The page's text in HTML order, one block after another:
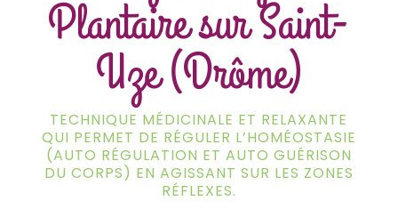
Plantaire sur Saint-
Uze (Drôme)
TECHNIQUE MÉDICINALE ET RELAXANTE
QUI PERMET DE RÉGULER L’HOMÉOSTASIE
(AUTO RÉGULATION ET AUTO GUÉRISON
DU CORPS) EN AGISSANT SUR LES ZONES
RÉFLEXES.